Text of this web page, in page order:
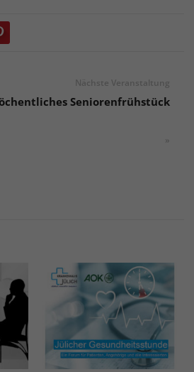
Nächste Veranstaltung
Seniorenfrühstück
»